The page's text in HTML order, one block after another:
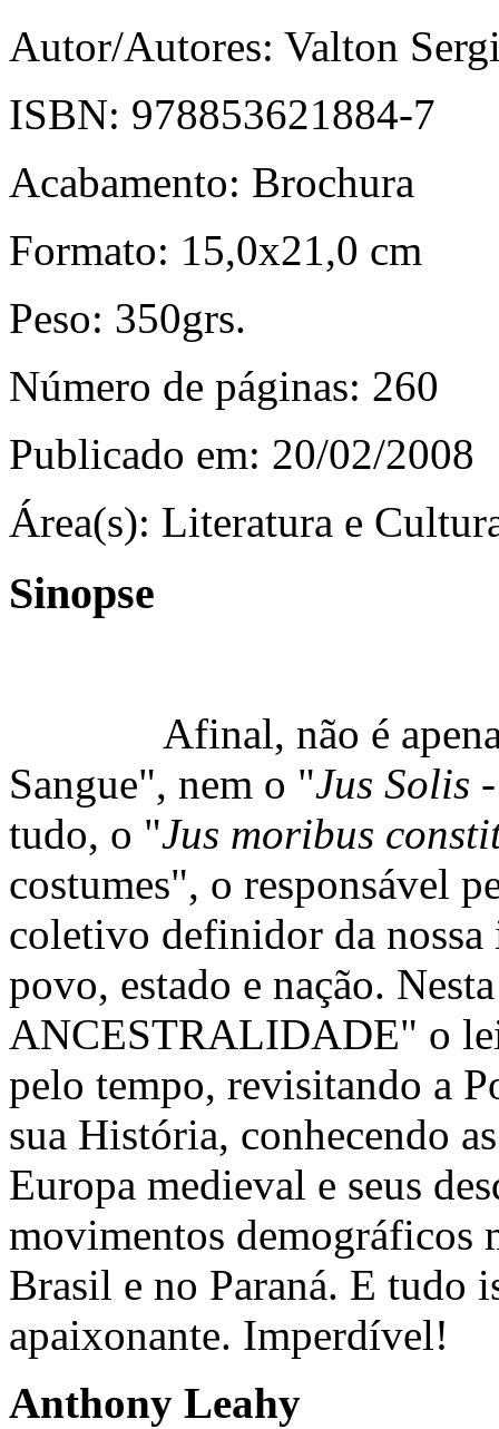
Autor/Autores: Valton
ISBN: 978853621884-7
Acabamento: Brochura
Formato: 15,0x21,0 cm
Peso: 350grs.
Número de páginas: 260
Publicado em: 20/02/2008
Área(s): Literatura e
Sinopse
Afinal, não é
Sangue", nem o "Jus Solis
tudo, o "Jus moribus
costumes", o responsável
coletivo definidor da
povo, estado e nação.
ANCESTRALIDADE" o
pelo tempo, revisitando a
sua História, conhecendo
Europa medieval e seus
movimentos demográficos
Brasil e no Paraná. E tudo
apaixonante. Imperdível!
Anthony Leahy